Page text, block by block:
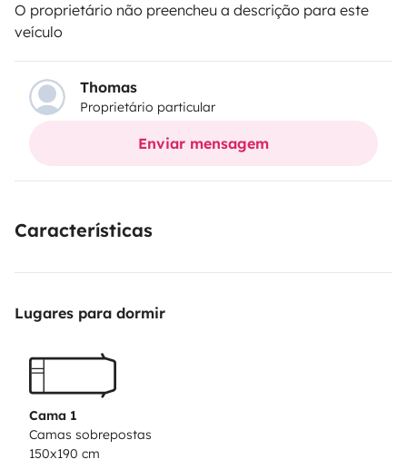
O proprietário não preencheu a descrição para este
veículo
Thomas
Proprietário particular
Enviar mensagem
Características
Lugares para dormir
Cama 1
Camas sobrepostas
150x190 cm